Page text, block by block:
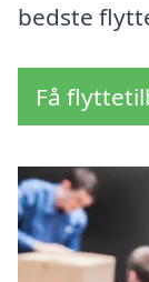
bedste
Få